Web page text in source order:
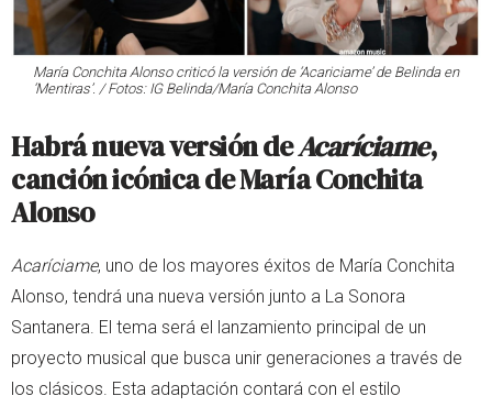
María Conchita Alonso criticó la versión de ‘Acariciame’ de Belinda en
‘Mentiras’. / Fotos: IG Belinda/María Conchita Alonso
Habrá nueva versión deAcaríciame,
canción icónica de María Conchita
Alonso
Acaríciame, uno de los mayores éxitos de María Conchita
Alonso, tendrá una nueva versión junto a La Sonora
Santanera. El tema será el lanzamiento principal de un
proyecto musical que busca unir generaciones a través de
los clásicos. Esta adaptación contará con el estilo